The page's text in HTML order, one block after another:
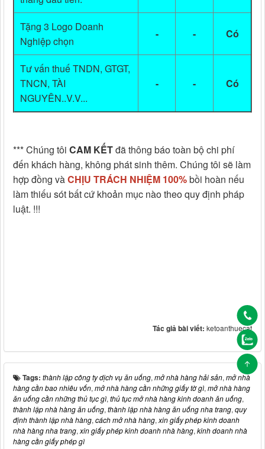
Tặng 3 Logo Doanh
Nghiệp chọn
- - Có
Tư vấn thuế TNDN, GTGT,
TNCN, TÀI
NGUYÊN..V.V...
- - Có
*** Chúng tôi CAM KẾTđã thông báo toàn bộ chi phí
đến khách hàng, không phát sinh thêm. Chúng tôi sẽ làm
hợp đồng vàCHỊU TRÁCH NHIỆM 100%bồi hoàn nếu
làm thiếu sót bất cứ khoản mục nào theo quy định pháp
luật. !!!
Tác giả bài viết: ketoanthuecat
Tags: thành lập công ty dịch vụ ăn uống, mở nhà hàng hải sản, mở nhà
hàng cần bao nhiêu vốn, mở nhà hàng cần những giấy tờ gì, mở nhà hàng
ăn uống cần những thủ tục gì, thủ tục mở nhà hàng kinh doanh ăn uống,
thành lập nhà hàng ăn uống, thành lập nhà hàng ăn uống nha trang, quy
định thành lập nhà hàng, cách mở nhà hàng, xin giấy phép kinh doanh
nhà hàng nha trang, xin giấy phép kinh doanh nhà hàng, kinh doanh nhà
hàng cần giấy phép gì